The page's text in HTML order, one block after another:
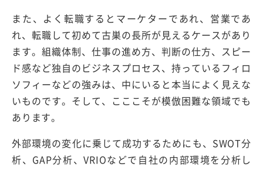
また、よく転職するとマーケターであれ、営業であ
れ、転職して初めて古巣の長所が見えるケースがあり
ます。組織体制、仕事の進め方、判断の仕方、スピー
ド感など独自のビジネスプロセス、持っているフィロ
ソフィーなどの強みは、中にいると本当によく見えな
いものです。そして、こここそが模倣困難な領域でも
あります。
外部環境の変化に乗じて成功するためにも、SWOT分
析、GAP分析、VRIOなどで自社の内部環境を分析し